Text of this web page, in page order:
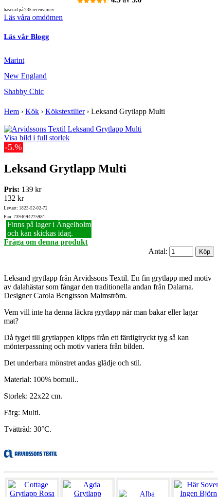
baserad på 235 recensioner
Läs våra omdömen
Läs vår Blogg
Marint
New England
Shabby Chic
Hem › Kök › Kökstextilier› Leksand Grytlapp Multi
Visa bild i full storlek
-5.%
Leksand Grytlapp Multi
Pris: 139 kr
132 kr
Lev.art: 1823-52-02-72
Ean: 7394094275981
Finns på lager i Ängelholm
och kan skickas idag.
Fråga om denna produkt
Antal:
Leksand grytlapp från Arvidssons Textil. En fin grytlapp med motiv
av dalahästar som fångar den traditionella andan från Dalarna.
Designer Carola Bengtsson Malmström.
Vem vill inte ha denna läckra grytlapp när man bakar eller lagar
mat?
Då tyget till grytlappen klipps från ett färdigtryckt tyg så kan
mönterpassning och motiv variera från bilden.
Det underbara mönstret andas glädje och stil.
Material: 100% bomull..
Storlek: 22x22 cm.
Färg: Multi.
Tvättråd: 30°C.